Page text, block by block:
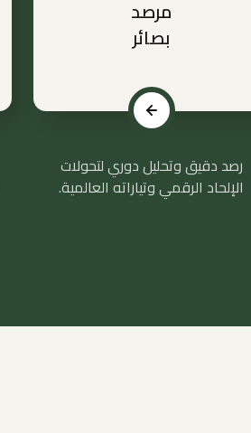
مرصد
بصائر
رصد دقيق وتحليل دوري لتحولات
الإلحاد الرقمي وتياراته العالمية.